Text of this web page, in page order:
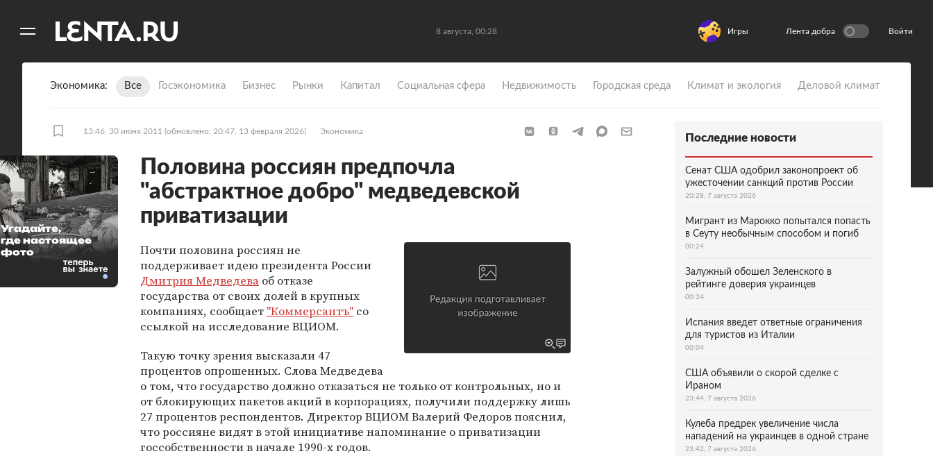
8 августа, 00:28 Игры Лента добра Войти
Экономика Все Госэкономика Бизнес Рынки Капитал Социальная сфера Недвижимость Городская среда Климат и экология Деловой климат
13:46, 30 июня 2011 (обновлено: 20:47, 13 февраля 2026) Экономика
Половина россиян предпочла
"абстрактное добро" медведевской
приватизации
Почти половина россиян не
поддерживает идею президента России
Дмитрия Медведева об отказе
государства от своих долей в крупных
компаниях, сообщает "Коммерсантъ" со
ссылкой на исследование ВЦИОМ.
Такую точку зрения высказали 47
процентов опрошенных. Слова Медведева
о том, что государство должно отказаться не только от контрольных, но и
от блокирующих пакетов акций в корпорациях, получили поддержку лишь
27 процентов респондентов. Директор ВЦИОМ Валерий Федоров пояснил,
что россияне видят в этой инициативе напоминание о приватизации
госсобственности в начале 1990-х годов.
Угадайте,
где настоящее
фото
Последние новости
Сенат США одобрил законопроект об
ужесточении санкций против России
20:28, 7 августа 2026
Мигрант из Марокко попытался попасть
в Сеуту необычным способом и погиб
00:24
Залужный обошел Зеленского в
рейтинге доверия украинцев
00:24
Испания введет ответные ограничения
для туристов из Италии
00:04
США объявили о скорой сделке с
Ираном
23:44, 7 августа 2026
Кулеба предрек увеличение числа
нападений на украинцев в одной стране
23:42, 7 августа 2026